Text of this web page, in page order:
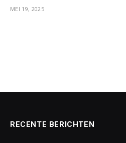
MEI 19, 2025
RECENTE BERICHTEN